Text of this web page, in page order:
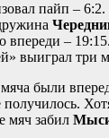
пайп –
–
выиграл три
были
мяч забил